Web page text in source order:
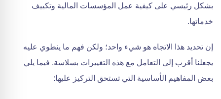
بشكل رئيسي على كيفية عمل المؤسسات المالية وتكييف
خدماتها.
إن تحديد هذا الاتجاه هو شيء واحد؛ ولكن فهم ما ينطوي عليه
يجعلنا أقرب إلى التعامل مع هذه التغييرات بسلاسة. فيما يلي
بعض المفاهيم الأساسية التي تستحق التركيز عليها: